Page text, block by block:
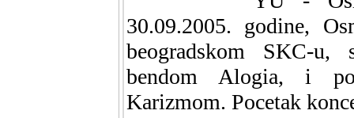
30.09.2005. godine,
beogradskom SKC-
bendom Alogia, i
Karizmom. Pocetak